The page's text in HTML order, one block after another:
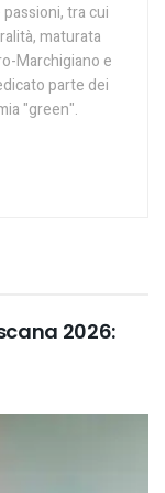
tra cui
maturata
Marchigiano e
parte dei
"green".
2026: